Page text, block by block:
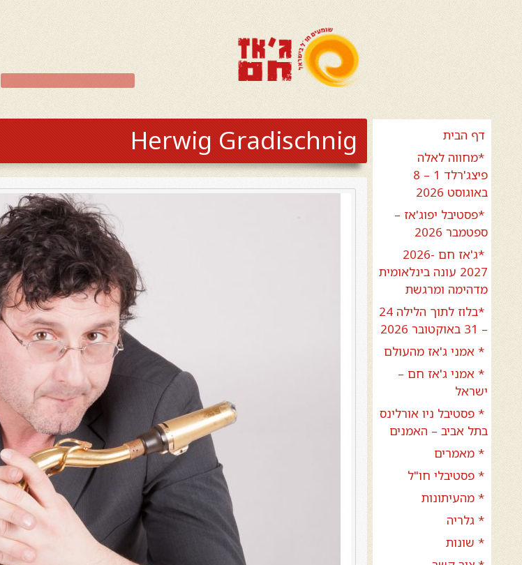
דף הבית
*מחווה לאלה
פיצג'רלד 1 – 8
באוגוסט 2026
*פסטיבל יפוג'אז –
ספטמבר 2026
*ג'אז חם 2026-
2027 עונה בינלאומית
מדהימה ומרגשת
*בלוז לתוך הלילה 24
– 31 באוקטובר 2026
* אמני ג'אז מהעולם
* אמני ג'אז חם –
ישראל
* פסטיבל ניו אורלינס
בתל אביב – האמנים
* מאמרים
* פסטיבלי חו"ל
* מהעיתונות
* גלריה
* שונות
Herwig Gradischnig